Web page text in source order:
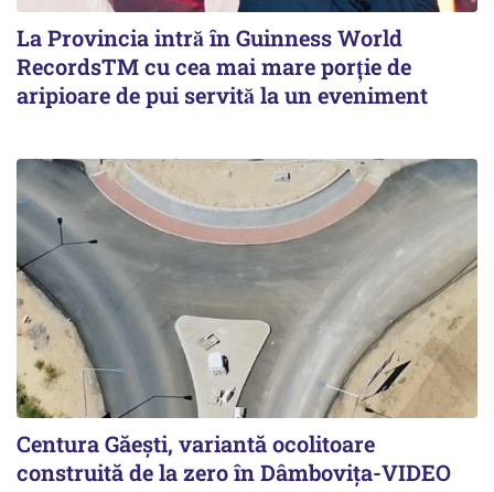
La Provincia intră în Guinness World
RecordsTM cu cea mai mare porție de
aripioare de pui servită la un eveniment
Centura Găești, variantă ocolitoare
construită de la zero în Dâmbovița-VIDEO